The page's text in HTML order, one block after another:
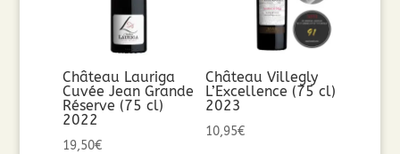
Château Lauriga
Cuvée Jean Grande
Réserve (75 cl)
2022
19,50€
Château Villegly
L’Excellence (75 cl)
2023
10,95€